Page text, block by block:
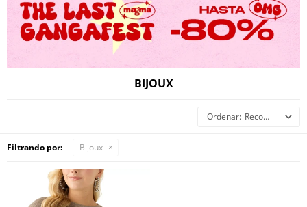
BIJOUX
Recomendados
Filtrando por: Bijoux